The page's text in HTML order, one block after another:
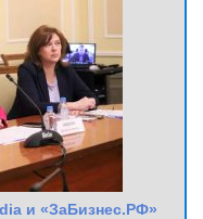
и «ЗаБизнес.РФ»